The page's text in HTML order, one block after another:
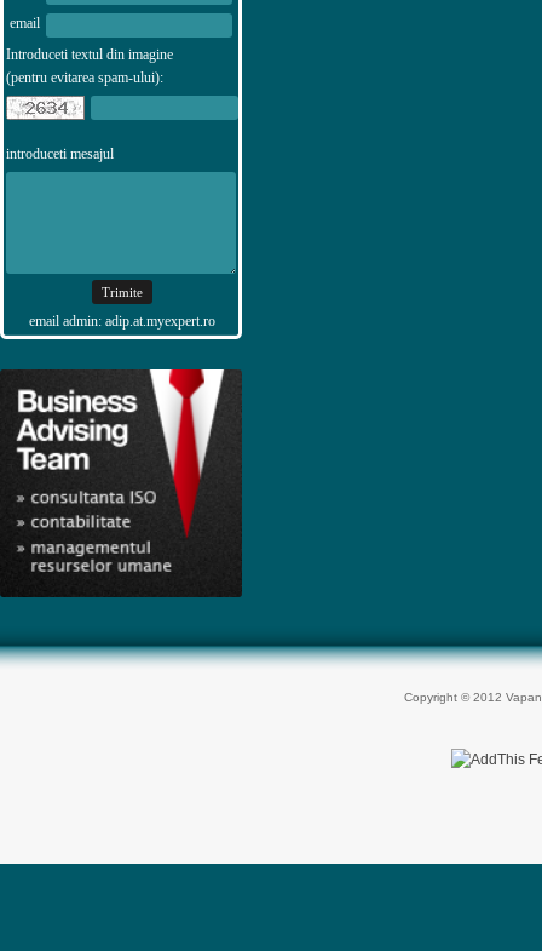
email
Introduceti textul din imagine
(pentru evitarea spam-ului):
introduceti mesajul
email admin: adip.at.myexpert.ro
Copyright © 2012